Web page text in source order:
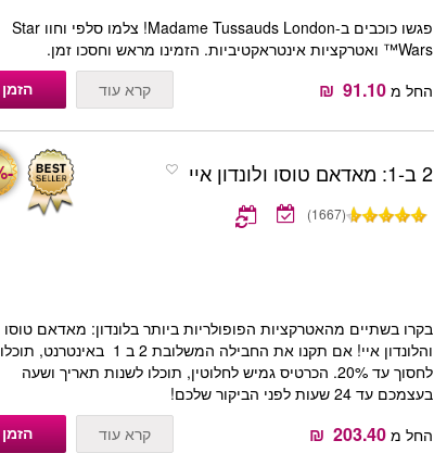
פגשו כוכבים ב-Madame Tussauds London! צלמו סלפי וחוו Star
Wars™ ואטרקציות אינטראקטיביות. הזמינו מראש וחסכו זמן.
החל מ ‏91.10 ‏ ₪ קרא עוד הזמן
2 ב-1: מאדאם טוסו ולונדון איי
(1667)
-40%
בקרו בשתיים מהאטרקציות הפופולריות ביותר בלונדון: מאדאם טוסו
והלונדון איי! אם תקנו את החבילה המשלובת 2 ב 1 באינטרנט, תוכלו
לחסוך עד 20%. הכרטיס גמיש לחלוטין, תוכלו לשנות תאריך ושעה
בעצמכם עד 24 שעות לפני הביקור שלכם!
החל מ ‏203.40 ‏ ₪ קרא עוד הזמן